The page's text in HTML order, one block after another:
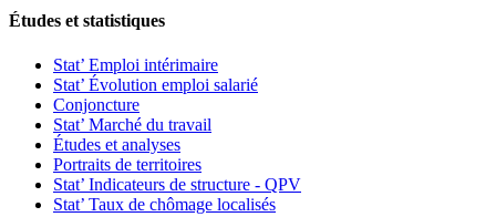
Études et statistiques
Stat’ Emploi intérimaire
Stat’ Évolution emploi salarié
Conjoncture
Stat’ Marché du travail
Études et analyses
Portraits de territoires
Stat’ Indicateurs de structure - QPV
Stat’ Taux de chômage localisés